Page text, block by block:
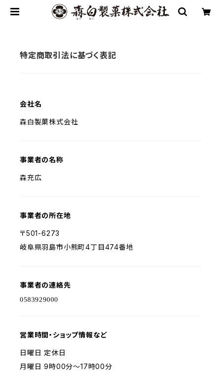
特定商取引法に基づく表記
会社名
森白製菓株式会社
事業者の名称
森充広
事業者の所在地
〒501-6273
岐阜県羽島市小熊町4丁目474番地
事業者の連絡先
営業時間・ショップ情報など
日曜日 定休日
月曜日 9時00分～17時00分